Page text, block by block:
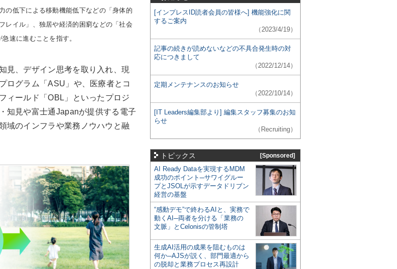
の低下による移動機能低下などの「身体的
レイル」、独居や経済的困窮などの「社会
速に進むことを指す。
見、デザイン思考を取り入れ、現
ログラム「ASU」や、医療者とコ
ィールド「OBL」といったプロジ
知見や富士通Japanが提供する電子
域のインフラや業務ノウハウと融
[インプレスID読者会員の皆様へ] 機能強化に関
するご案内
（2023/4/19）
記事の続きが読めないなどの不具合発生時の対
応につきまして
（2022/12/14）
定期メンテナンスのお知らせ
（2022/10/14）
[IT Leaders編集部より] 編集スタッフ募集のお知
らせ
（Recruiting）
トピックス [Sponsored]
AI Ready Dataを実現するMDM
成功のポイント─サワイグルー
プとJSOLが示すデータドリブン
経営の基盤
“感動デモ”で終わるAIと、実務で
動くAI─両者を分ける「業務の
文脈」とCelonisの管制塔
生成AI活用の成果を阻むものは
何か─AJSが説く、部門最適から
の脱却と業務プロセス再設計